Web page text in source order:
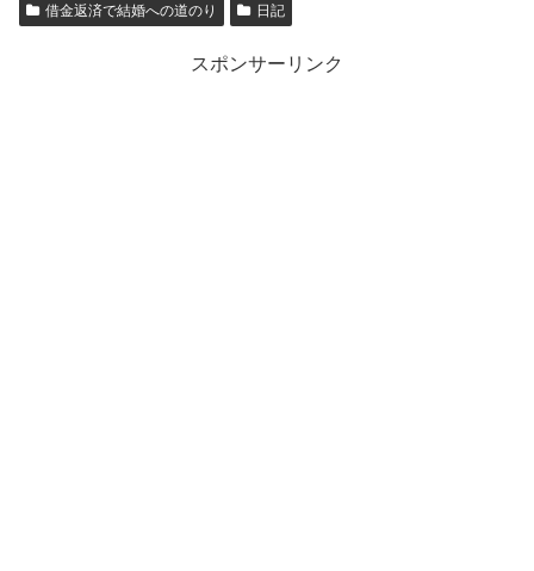
借金返済で結婚への道のり 日記
スポンサーリンク